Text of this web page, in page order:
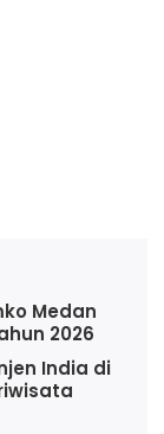
Medan
2026
India di